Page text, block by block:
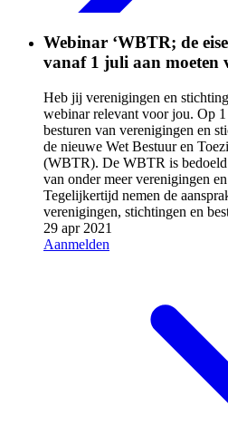
Webinar ‘WBTR; de
vanaf 1 juli aan moeten
Heb jij verenigingen en
webinar relevant voor jou. Op
besturen van verenigingen en
de nieuwe Wet Bestuur en
(WBTR). De WBTR is bedoeld
van onder meer verenigingen
Tegelijkertijd nemen de
verenigingen, stichtingen en
29 apr 2021
Aanmelden